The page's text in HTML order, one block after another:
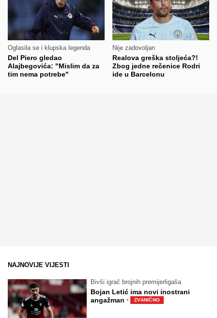
Oglasila se i klupska legenda
Del Piero gledao
Alajbegovića: "Mislim da za
tim nema potrebe"
Nije zadovoljan
Realova greška stoljeća?!
Zbog jedne rečenice Rodri
ide u Barcelonu
NAJNOVIJE VIJESTI
Bivši igrač brojnih premijerligaša
Bojan Letić ima novi inostrani
angažman · ZVANIČNO